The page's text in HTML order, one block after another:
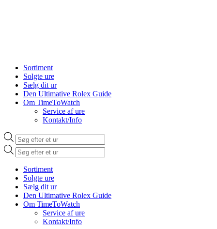
Sortiment
Solgte ure
Sælg dit ur
Den Ultimative Rolex Guide
Om TimeToWatch
Service af ure
Kontakt/Info
Products
search
Products
search
Sortiment
Solgte ure
Sælg dit ur
Den Ultimative Rolex Guide
Om TimeToWatch
Service af ure
Kontakt/Info